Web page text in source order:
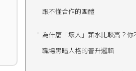
跟不懂合作的團體
為什麼「壞人」薪水比較高？你
職場黑暗人格的晉升邏輯